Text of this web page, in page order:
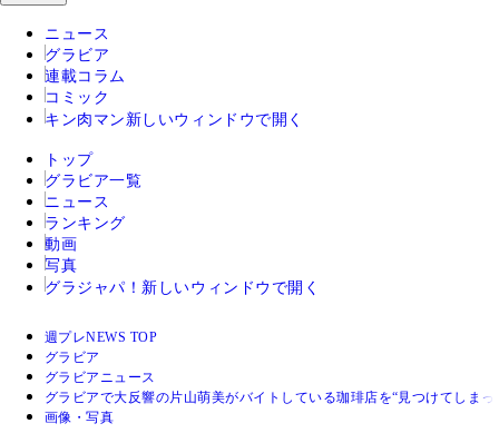
ニュース
グラビア
連載コラム
コミック
キン肉マン 新しいウィンドウで開く
トップ
グラビア一覧
ニュース
ランキング
動画
写真
グラジャパ！ 新しいウィンドウで開く
週プレNEWS TOP
グラビア
グラビアニュース
グラビアで大反響の片山萌美がバイトしている珈琲店を“見つけてしま
画像・写真